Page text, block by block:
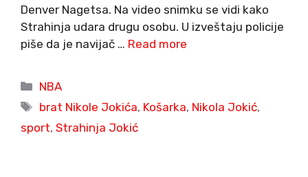
Denver Nagetsa. Na video snimku se vidi kako
Strahinja udara drugu osobu. U izveštaju policije
piše da je navijač … Read more
Categories
NBA
Tags
brat Nikole Jokića, Košarka, Nikola Jokić,
sport, Strahinja Jokić